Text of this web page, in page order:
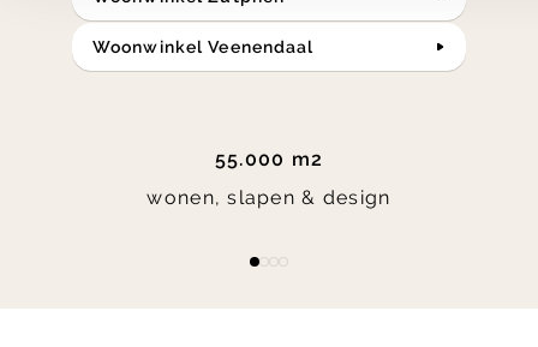
Woonwinkel Veenendaal
55.000 m2
wonen, slapen & design